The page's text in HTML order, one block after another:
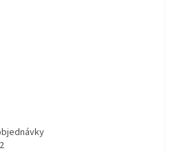
je 5 z 5 hviezdičiek.
je 3 z 5 hviezdičiek.